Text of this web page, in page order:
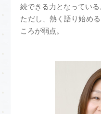
続できる力となっている
ただし、熱く語り始め
ころが弱点。